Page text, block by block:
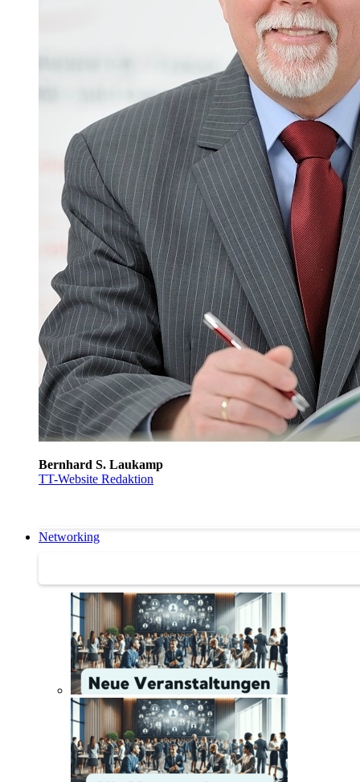
Bernhard S. Laukamp
TT-Website Redaktion
Networking